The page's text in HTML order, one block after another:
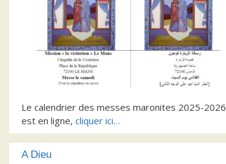
Le calendrier des messes maronites 2025-2026
est en ligne, cliquer ici…
A Dieu